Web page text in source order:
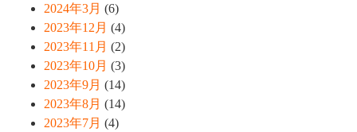
2024年3月 (6)
2023年12月 (4)
2023年11月 (2)
2023年10月 (3)
2023年9月 (14)
2023年8月 (14)
2023年7月 (4)